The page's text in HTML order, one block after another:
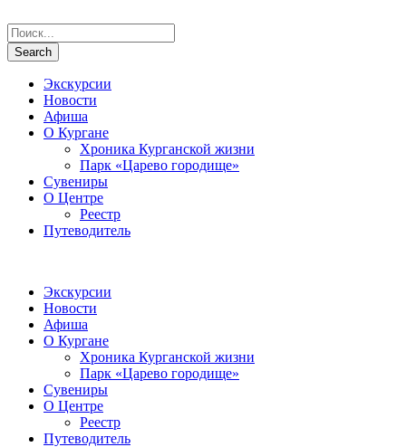
Экскурсии
Новости
Афиша
О Кургане
Хроника Курганской жизни
Парк «Царево городище»
Сувениры
О Центре
Реестр
Путеводитель
Экскурсии
Новости
Афиша
О Кургане
Хроника Курганской жизни
Парк «Царево городище»
Сувениры
О Центре
Реестр
Путеводитель